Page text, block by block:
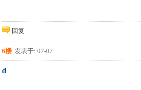
回复
6楼 发表于: 07-07
d